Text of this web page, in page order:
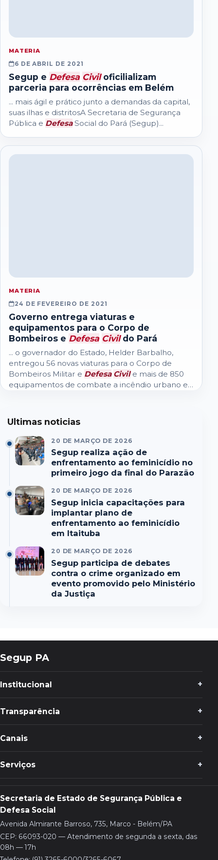
MATERIA
6 DE ABRIL DE 2021
Segup e Defesa Civiloficilializam
parceria para ocorrências em Belém
... mais ágil e prático junto a demandas da capital,
suas ilhas e distritosA Secretaria de Segurança
Pública e DefesaSocial do Pará (Segup)...
MATERIA
24 DE FEVEREIRO DE 2021
Governo entrega viaturas e
equipamentos para o Corpo de
Bombeiros e Defesa Civildo Pará
... o governador do Estado, Helder Barbalho,
entregou 56 novas viaturas para o Corpo de
Bombeiros Militar e Defesa Civile mais de 850
equipamentos de combate a incêndio urbano e
Ultimas noticias
20 DE MARÇO DE 2026
Segup realiza ação de
enfrentamento ao feminicídio no
primeiro jogo da final do Parazão
20 DE MARÇO DE 2026
Segup inicia capacitações para
implantar plano de
enfrentamento ao feminicídio
em Itaituba
20 DE MARÇO DE 2026
Segup participa de debates
contra o crime organizado em
evento promovido pelo Ministério
da Justiça
Segup PA
Institucional
Transparência
Canais
Serviços
Secretaria de Estado de Segurança Pública e
Defesa Social
Avenida Almirante Barroso, 735, Marco - Belém/PA
CEP: 66093-020 — Atendimento de segunda a sexta, das
08h — 17h